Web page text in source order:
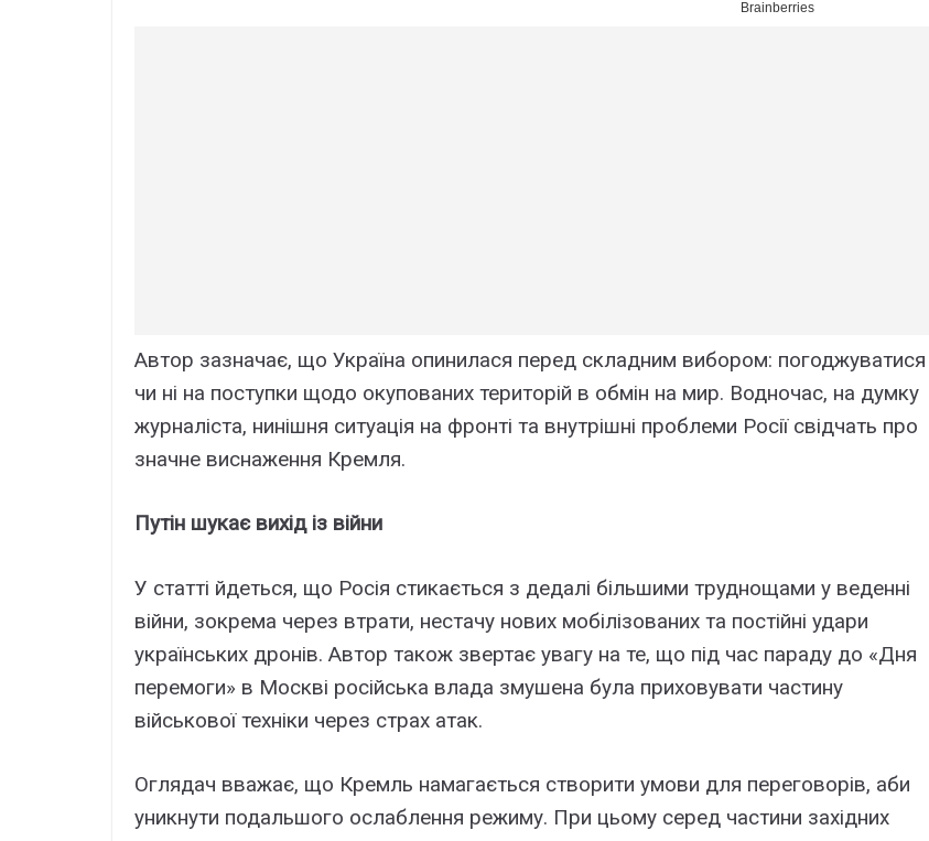
Автор зазначає, що Україна опинилася перед складним вибором: погоджуватися
чи ні на поступки щодо окупованих територій в обмін на мир. Водночас, на думку
журналіста, нинішня ситуація на фронті та внутрішні проблеми Росії свідчать про
значне виснаження Кремля.
Путін шукає вихід із війни
У статті йдеться, що Росія стикається з дедалі більшими труднощами у веденні
війни, зокрема через втрати, нестачу нових мобілізованих та постійні удари
українських дронів. Автор також звертає увагу на те, що під час параду до «Дня
перемоги» в Москві російська влада змушена була приховувати частину
військової техніки через страх атак.
Оглядач вважає, що Кремль намагається створити умови для переговорів, аби
уникнути подальшого ослаблення режиму. При цьому серед частини західних